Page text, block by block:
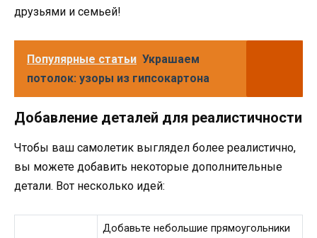
друзьями и семьей!
Популярные статьи Украшаем
потолок: узоры из гипсокартона
Добавление деталей для реалистичности
Чтобы ваш самолетик выглядел более реалистично,
вы можете добавить некоторые дополнительные
детали. Вот несколько идей:
Добавьте небольшие прямоугольники